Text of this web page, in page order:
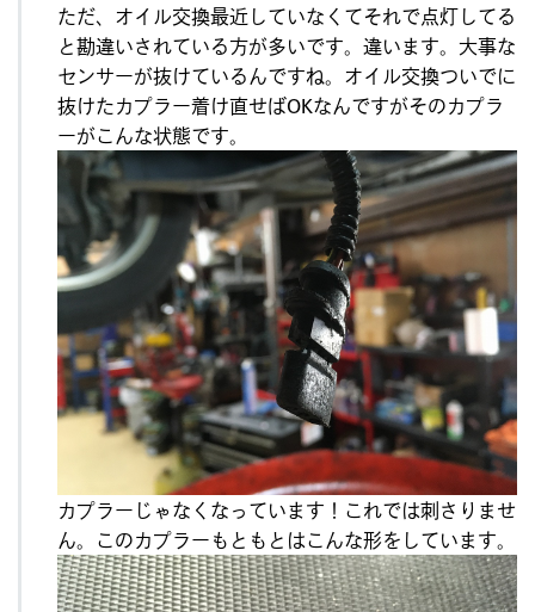
ただ、オイル交換最近していなくてそれで点灯してる
と勘違いされている方が多いです。違います。大事な
センサーが抜けているんですね。オイル交換ついでに
抜けたカプラー着け直せばOKなんですがそのカプラ
ーがこんな状態です。
カプラーじゃなくなっています！これでは刺さりませ
ん。このカプラーもともとはこんな形をしています。